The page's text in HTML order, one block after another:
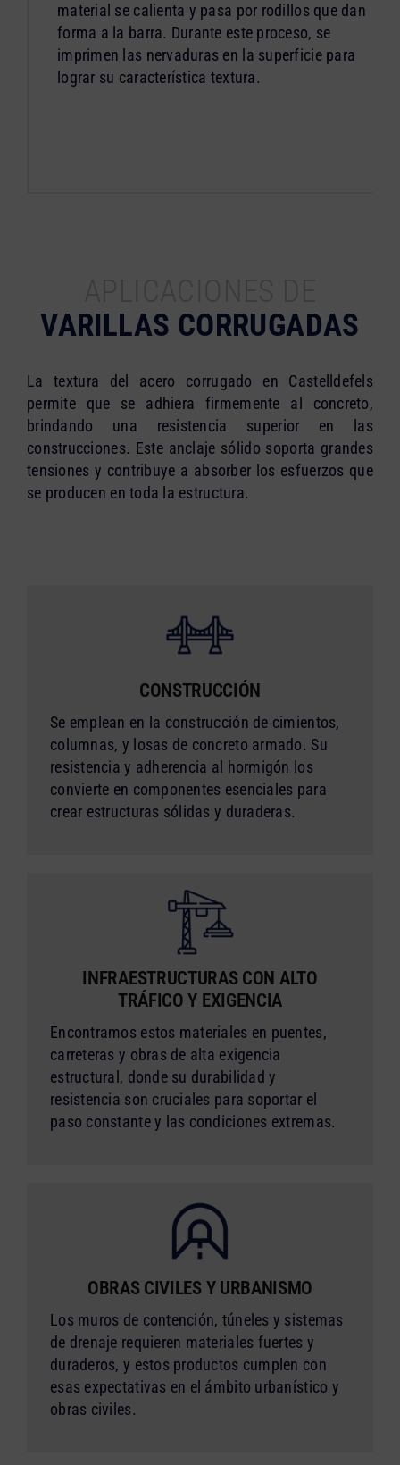
material se calienta y pasa por rodillos que dan
forma a la barra. Durante este proceso, se
imprimen las nervaduras en la superficie para
lograr su característica textura.
VARILLAS CORRUGADAS
La textura del acero corrugado en Castelldefels
permite que se adhiera firmemente al concreto,
brindando una resistencia superior en las
construcciones. Este anclaje sólido soporta grandes
tensiones y contribuye a absorber los esfuerzos que
se producen en toda la estructura.
CONSTRUCCIÓN
Se emplean en la construcción de cimientos,
columnas, y losas de concreto armado. Su
resistencia y adherencia al hormigón los
convierte en componentes esenciales para
crear estructuras sólidas y duraderas.
INFRAESTRUCTURAS CON ALTO
TRÁFICO Y EXIGENCIA
Encontramos estos materiales en puentes,
carreteras y obras de alta exigencia
estructural, donde su durabilidad y
resistencia son cruciales para soportar el
paso constante y las condiciones extremas.
OBRAS CIVILES Y URBANISMO
Los muros de contención, túneles y sistemas
de drenaje requieren materiales fuertes y
duraderos, y estos productos cumplen con
esas expectativas en el ámbito urbanístico y
obras civiles.